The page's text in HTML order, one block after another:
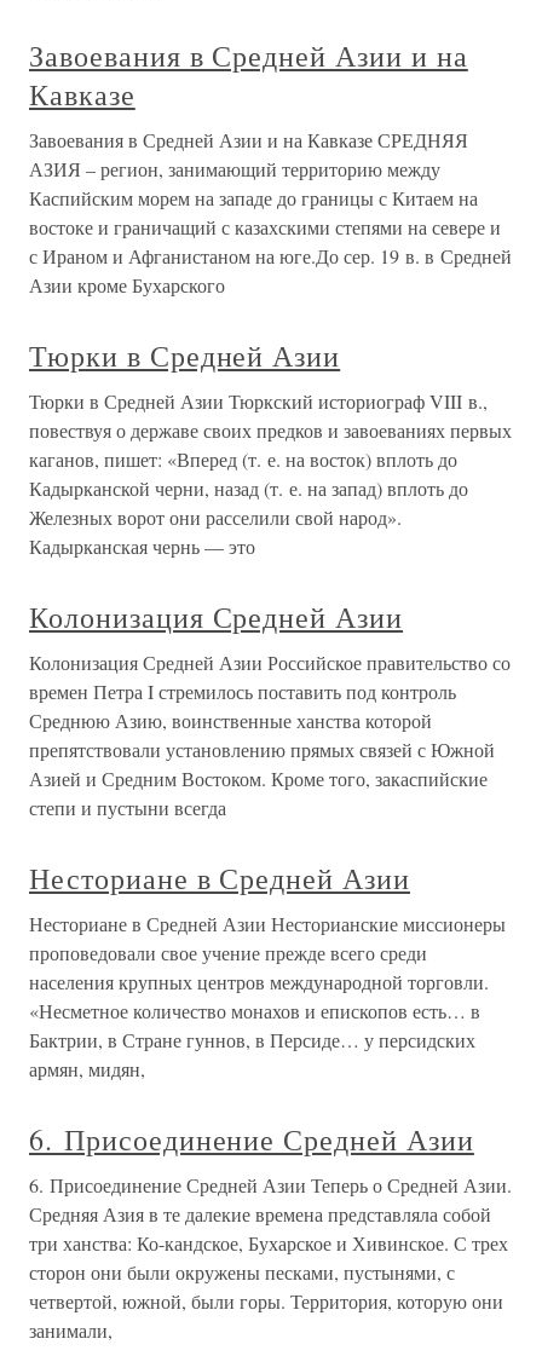
Завоевания в Средней Азии и на
Кавказе
Завоевания в Средней Азии и на Кавказе СРЕДНЯЯ
АЗИЯ – регион, занимающий территорию между
Каспийским морем на западе до границы с Китаем на
востоке и граничащий с казахскими степями на севере и
с Ираном и Афганистаном на юге.До сер. 19 в. в Средней
Азии кроме Бухарского
Тюрки в Средней Азии
Тюрки в Средней Азии Тюркский историограф VIII в.,
повествуя о державе своих предков и завоеваниях первых
каганов, пишет: «Вперед (т. е. на восток) вплоть до
Кадырканской черни, назад (т. е. на запад) вплоть до
Железных ворот они расселили свой народ».
Кадырканская чернь — это
Колонизация Средней Азии
Колонизация Средней Азии Российское правительство со
времен Петра I стремилось поставить под контроль
Среднюю Азию, воинственные ханства которой
препятствовали установлению прямых связей с Южной
Азией и Средним Востоком. Кроме того, закаспийские
степи и пустыни всегда
Несториане в Средней Азии
Несториане в Средней Азии Несторианские миссионеры
проповедовали свое учение прежде всего среди
населения крупных центров международной торговли.
«Несметное количество монахов и епископов есть… в
Бактрии, в Стране гуннов, в Персиде… у персидских
армян, мидян,
6. Присоединение Средней Азии
6. Присоединение Средней Азии Теперь о Средней Азии.
Средняя Азия в те далекие времена представляла собой
три ханства: Ко-кандское, Бухарское и Хивинское. С трех
сторон они были окружены песками, пустынями, с
четвертой, южной, были горы. Территория, которую они
занимали,